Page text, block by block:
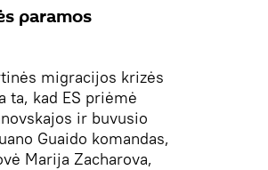
paramos
migracijos krizės
ta, kad ES priėmė
ir buvusio
Guaido komandas,
Marija Zacharova,